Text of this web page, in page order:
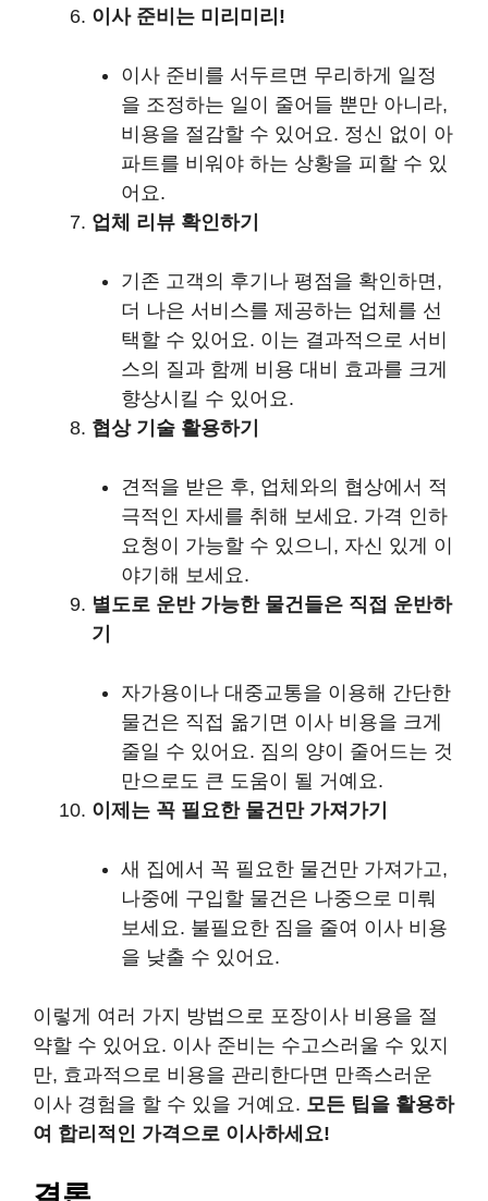
이사 준비는 미리미리!
이사 준비를 서두르면 무리하게 일정
을 조정하는 일이 줄어들 뿐만 아니라,
비용을 절감할 수 있어요. 정신 없이 아
파트를 비워야 하는 상황을 피할 수 있
어요.
업체 리뷰 확인하기
기존 고객의 후기나 평점을 확인하면,
더 나은 서비스를 제공하는 업체를 선
택할 수 있어요. 이는 결과적으로 서비
스의 질과 함께 비용 대비 효과를 크게
향상시킬 수 있어요.
협상 기술 활용하기
견적을 받은 후, 업체와의 협상에서 적
극적인 자세를 취해 보세요. 가격 인하
요청이 가능할 수 있으니, 자신 있게 이
야기해 보세요.
별도로 운반 가능한 물건들은 직접 운반하
기
자가용이나 대중교통을 이용해 간단한
물건은 직접 옮기면 이사 비용을 크게
줄일 수 있어요. 짐의 양이 줄어드는 것
만으로도 큰 도움이 될 거예요.
이제는 꼭 필요한 물건만 가져가기
새 집에서 꼭 필요한 물건만 가져가고,
나중에 구입할 물건은 나중으로 미뤄
보세요. 불필요한 짐을 줄여 이사 비용
을 낮출 수 있어요.
이렇게 여러 가지 방법으로 포장이사 비용을 절
약할 수 있어요. 이사 준비는 수고스러울 수 있지
만, 효과적으로 비용을 관리한다면 만족스러운
이사 경험을 할 수 있을 거예요. 모든 팁을 활용하
여 합리적인 가격으로 이사하세요!